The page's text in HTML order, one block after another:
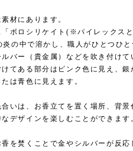
材にあります。
「ボロシリケイト(※パイレックス
の中で溶かし、職人がひとつひ
バー（貴金属）などを吹き付けて
てある部分はピンク色に見え、銀
は青色に見えます。
合いは、お香立てを置く場所、背
デザインを楽しむことができます
香を焚くことで金やシルバーが反